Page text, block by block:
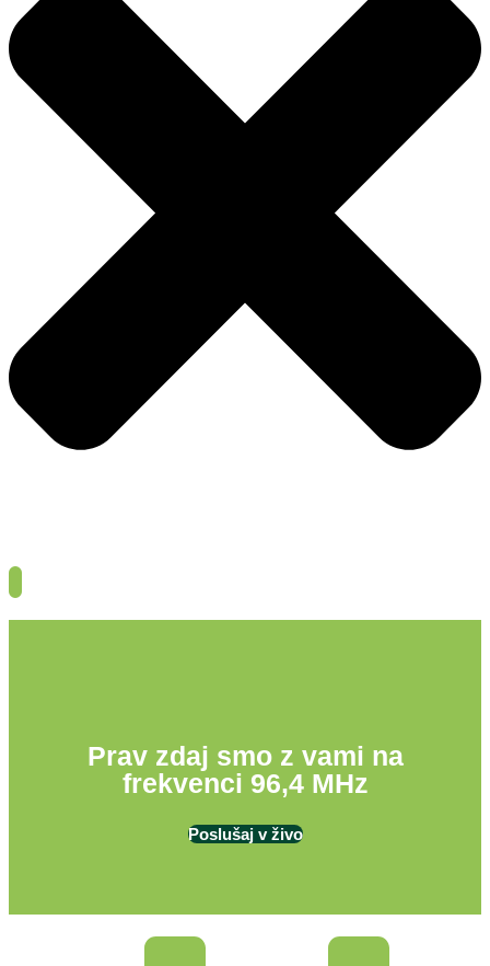
Prav zdaj smo z vami na
frekvenci 96,4 MHz
Poslušaj v živo